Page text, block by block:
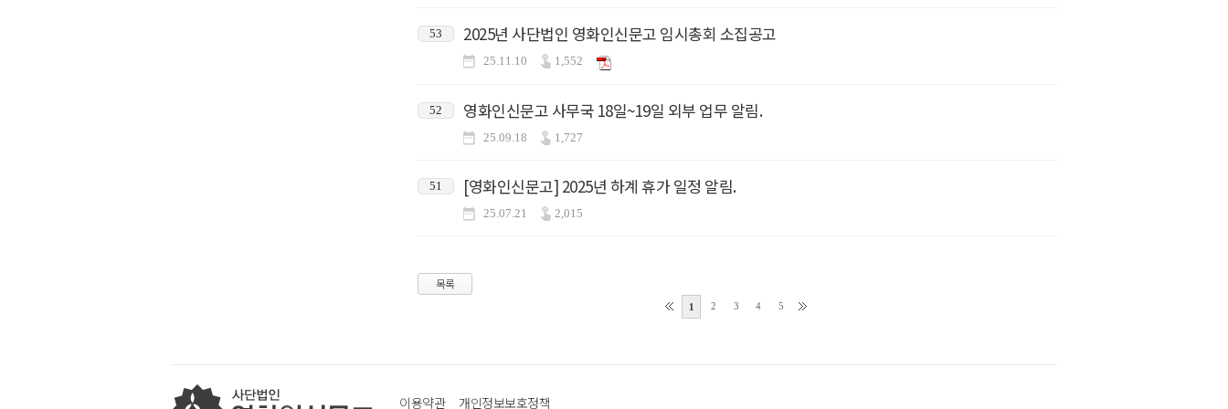
53 2025년 사단법인 영화인신문고 임시총회 소집공고
25.11.10 1,552
52 영화인신문고 사무국 18일~19일 외부 업무 알림.
25.09.18 1,727
51 [영화인신문고] 2025년 하계 휴가 일정 알림.
25.07.21 2,015
목록
1 2 3 4 5
이용약관 개인정보보호정책